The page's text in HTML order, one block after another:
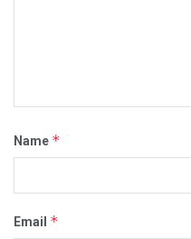
Name *
Email *